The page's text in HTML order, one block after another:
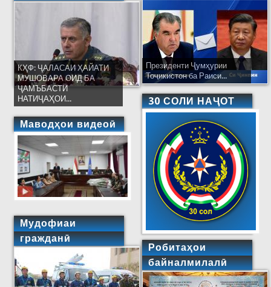
КҲФ: ҶАЛАСАИ ҲАЙАТИ
МУШОВАРА ОИД БА
ҶАМЪБАСТИ
НАТИҶАҲОИ...
Маводҳои видеоӣ
Мудофиаи
гражданӣ
Президенти Ҷумҳурии
Тоҷикистон ба Раиси...
30 СОЛИ НАҶОТ
Робитаҳои
байналмилалӣ